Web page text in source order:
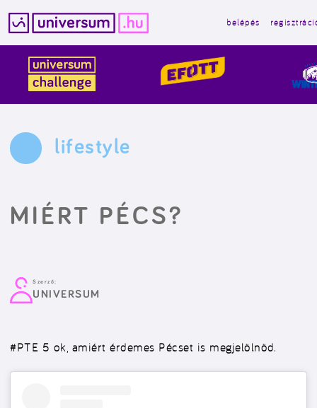
tartalomba
belépés
lifestyle
MIÉRT PÉCS?
Szerző:
UNIVERSUM
#PTE 5 ok, amiért érdemes Pécset is megjelölnöd.